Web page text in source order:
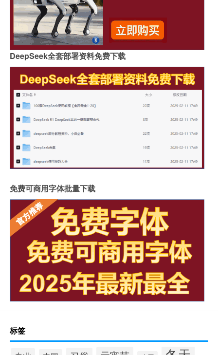
DeepSeek全套部署资料免费下载
免费可商用字体批量下载
标签